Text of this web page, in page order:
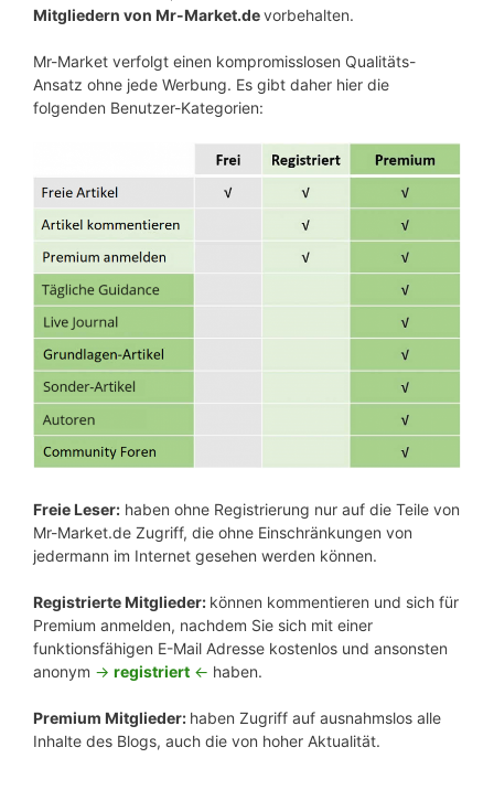
Mitgliedern von Mr-Market.devorbehalten.
Mr-Market verfolgt einen kompromisslosen Qualitäts-
Ansatz ohne jede Werbung. Es gibt daher hier die
folgenden Benutzer-Kategorien:
Freie Leser: haben ohne Registrierung nur auf die Teile von
Mr-Market.de Zugriff, die ohne Einschränkungen von
jedermann im Internet gesehen werden können.
Registrierte Mitglieder: können kommentieren und sich für
Premium anmelden, nachdem Sie sich mit einer
funktionsfähigen E-Mail Adresse kostenlos und ansonsten
anonym -> registriert <- haben.
Premium Mitglieder: haben Zugriff auf ausnahmslos alle
Inhalte des Blogs, auch die von hoher Aktualität.